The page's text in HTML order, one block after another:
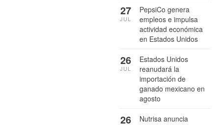
PepsiCo genera
empleos e impulsa
actividad económica
en Estados Unidos
27
JUL
Estados Unidos
reanudará la
importación de
ganado mexicano en
agosto
26
JUL
Nutrisa anuncia
26